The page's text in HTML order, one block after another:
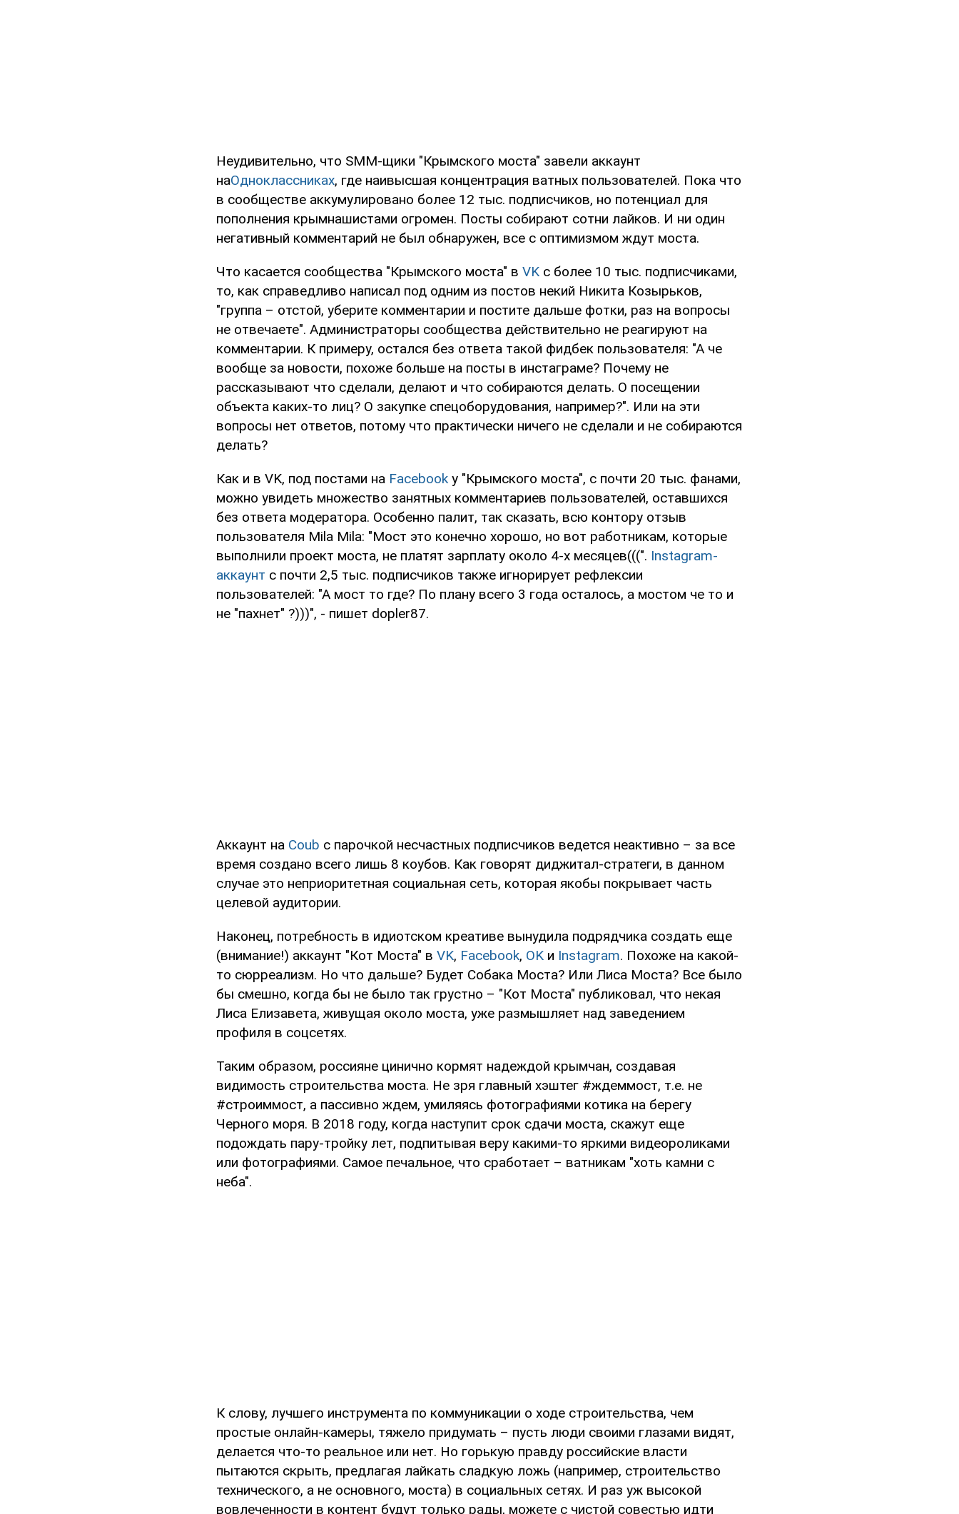
Неудивительно, что SMM-щики "Крымского моста" завели аккаунт
наОдноклассниках, где наивысшая концентрация ватных пользователей. Пока что
в сообществе аккумулировано более 12 тыс. подписчиков, но потенциал для
пополнения крымнашистами огромен. Посты собирают сотни лайков. И ни один
негативный комментарий не был обнаружен, все с оптимизмом ждут моста.
Что касается сообщества "Крымского моста" в VK с более 10 тыс. подписчиками,
то, как справедливо написал под одним из постов некий Никита Козырьков,
"группа – отстой, уберите комментарии и постите дальше фотки, раз на вопросы
не отвечаете". Администраторы сообщества действительно не реагируют на
комментарии. К примеру, остался без ответа такой фидбек пользователя: "А че
вообще за новости, похоже больше на посты в инстаграме? Почему не
рассказывают что сделали, делают и что собираются делать. О посещении
объекта каких-то лиц? О закупке спецоборудования, например?". Или на эти
вопросы нет ответов, потому что практически ничего не сделали и не собираются
делать?
Как и в VK, под постами на Facebook у "Крымского моста", с почти 20 тыс. фанами,
можно увидеть множество занятных комментариев пользователей, оставшихся
без ответа модератора. Особенно палит, так сказать, всю контору отзыв
пользователя Mila Mila: "Мост это конечно хорошо, но вот работникам, которые
выполнили проект моста, не платят зарплату около 4-х месяцев(((". Instagram-
аккаунт с почти 2,5 тыс. подписчиков также игнорирует рефлексии
пользователей: "А мост то где? По плану всего 3 года осталось, а мостом че то и
не "пахнет" ?)))", - пишет dopler87.
Аккаунт на Coub с парочкой несчастных подписчиков ведется неактивно – за все
время создано всего лишь 8 коубов. Как говорят диджитал-стратеги, в данном
случае это неприоритетная социальная сеть, которая якобы покрывает часть
целевой аудитории.
Наконец, потребность в идиотском креативе вынудила подрядчика создать еще
(внимание!) аккаунт "Кот Моста" в VK, Facebook, OK и Instagram. Похоже на какой-
то сюрреализм. Но что дальше? Будет Собака Моста? Или Лиса Моста? Все было
бы смешно, когда бы не было так грустно – "Кот Моста" публиковал, что некая
Лиса Елизавета, живущая около моста, уже размышляет над заведением
профиля в соцсетях.
Таким образом, россияне цинично кормят надеждой крымчан, создавая
видимость строительства моста. Не зря главный хэштег #ждеммост, т.е. не
#строиммост, а пассивно ждем, умиляясь фотографиями котика на берегу
Черного моря. В 2018 году, когда наступит срок сдачи моста, скажут еще
подождать пару-тройку лет, подпитывая веру какими-то яркими видеороликами
или фотографиями. Самое печальное, что сработает – ватникам "хоть камни с
неба".
К слову, лучшего инструмента по коммуникации о ходе строительства, чем
простые онлайн-камеры, тяжело придумать – пусть люди своими глазами видят,
делается что-то реальное или нет. Но горькую правду российские власти
пытаются скрыть, предлагая лайкать сладкую ложь (например, строительство
технического, а не основного, моста) в социальных сетях. И раз уж высокой
вовлеченности в контент будут только рады, можете с чистой совестью идти